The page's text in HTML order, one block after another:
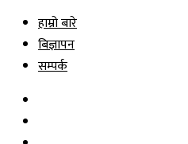
Skip
content
हाम्रो बारे
बिज्ञापन
सम्पर्क